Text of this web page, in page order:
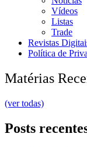
Vídeos
Listas
Trade
Revistas
Política de
Matérias
(ver todas)
Posts